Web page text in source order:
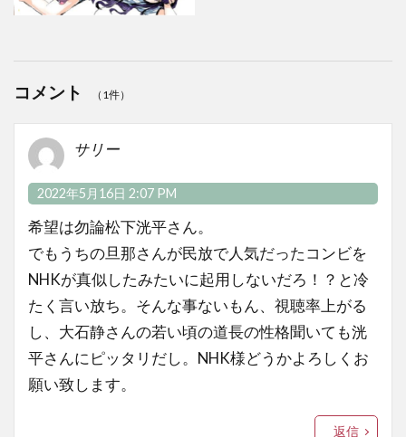
コメント （1件）
サリー
2022年5月16日 2:07 PM
希望は勿論松下洸平さん。
でもうちの旦那さんが民放で人気だったコンビを
NHKが真似したみたいに起用しないだろ！？と冷
たく言い放ち。そんな事ないもん、視聴率上がる
し、大石静さんの若い頃の道長の性格聞いても洸
平さんにピッタリだし。NHK様どうかよろしくお
願い致します。
返信